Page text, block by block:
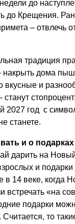
до
до Крещения.
– отвлечь
традиция
накрыть дома
вкусные и
станут
2027 год с
станете.
и о
дарить на
и подарки
14 веке, когда
встречать «на
подарки
то